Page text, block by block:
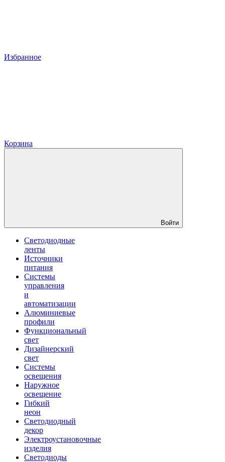
Избранное
Корзина
Войти
Светодиодные
ленты
Источники
питания
Системы
управления
и
автоматизации
Алюминиевые
профили
Функциональный
свет
Дизайнерский
свет
Системы
освещения
Наружное
освещение
Гибкий
неон
Светодиодный
декор
Электроустановочные
изделия
Светодиоды